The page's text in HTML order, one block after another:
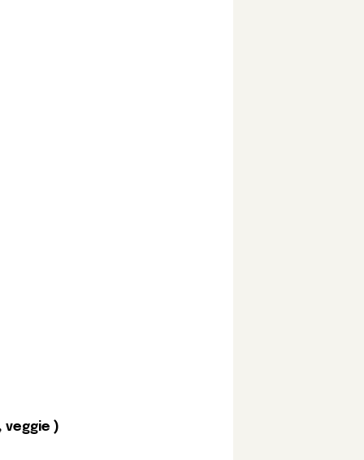
veggie )